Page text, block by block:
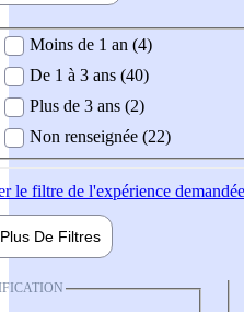
demandée
Moins de 1 an (4)
De 1 à 3 ans (40)
Plus de 3 ans (2)
Non renseignée (22)
le filtre de l'expérience demandée
Plus De Filtres